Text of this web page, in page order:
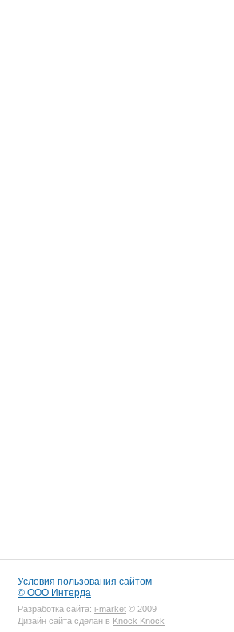
Условия пользования сайтом
© ООО Интерда
Разработка сайта: i-market © 2009
Дизайн сайта сделан в Knock Knock